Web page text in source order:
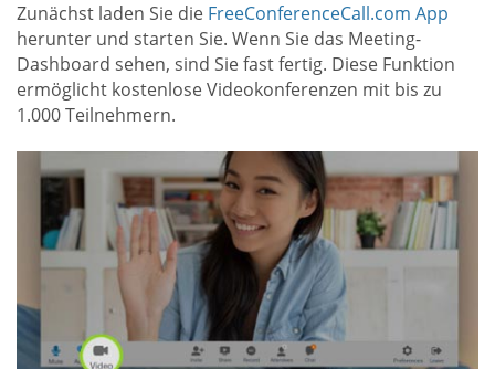
Zunächst laden Sie die FreeConferenceCall.com App
herunter und starten Sie. Wenn Sie das Meeting-
Dashboard sehen, sind Sie fast fertig. Diese Funktion
ermöglicht kostenlose Videokonferenzen mit bis zu
1.000 Teilnehmern.